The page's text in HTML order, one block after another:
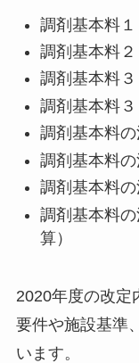
調剤基本料１
調剤基本料２
調剤基本料３
調剤基本料３
調剤基本料の
調剤基本料の
調剤基本料の
調剤基本料
算）
2020年度の改定
要件や施設基準
います。